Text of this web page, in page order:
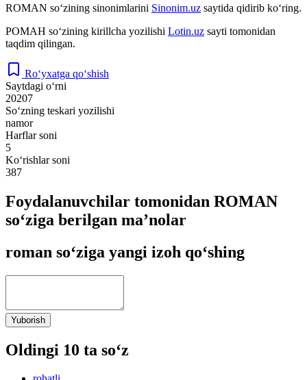
ROMAN so‘zining sinonimlarini Sinonim.uz saytida qidirib ko‘ring.
РОМАН so‘zining kirillcha yozilishi Lotin.uz sayti tomonidan
taqdim qilingan.
Ro‘yxatga qo‘shish
Saytdagi o‘rni
20207
So‘zning teskari yozilishi
namor
Harflar soni
5
Ko‘rishlar soni
387
Foydalanuvchilar tomonidan ROMAN
so‘ziga berilgan ma’nolar
roman so‘ziga yangi izoh qo‘shing
Yuborish
Oldingi 10 ta so‘z